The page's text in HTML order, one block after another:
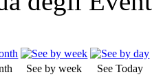
See by week
See Today